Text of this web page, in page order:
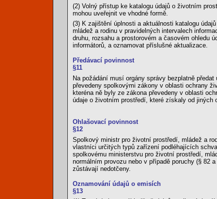
(2) Volný přístup ke katalogu údajů o životním
mohou uveřejnit ve vhodné formě.
(3) K zajištění úplnosti a aktuálnosti katalogu
mládež a rodinu v pravidelných intervalech
druhu, rozsahu a prostorovém a časovém ohledu
informátorů, a oznamovat příslušné aktualizace.
Předávací povinnost
§11
Na požádání musí orgány správy bezplatně
převedeny spolkovými zákony v oblasti ochrany
kteréna ně byly ze zákona převedeny v oblasti
údaje o životním prostředí, které získaly od jiných
Ohlašovací povinnost
§12
Spolkový ministr pro životní prostředí, mládež a
vlastníci určitých typů zařízení podléhajících
spolkovému ministerstvu pro životní prostředí,
normálním provozu nebo v případě poruchy (§ 82
zůstávají nedotčeny.
Oznamování údajů o emisích
§13